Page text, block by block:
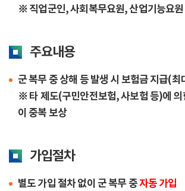
※ 직업군인, 사회복무요원, 산업기능요원
주요내용
군 복무 중 상해 등 발생 시 보험금 지급(
※ 타 제도(구민안전보험, 사보험 등)에 의
이 중복 보상
가입절차
별도 가입 절차 없이 군 복무 중자동 가입